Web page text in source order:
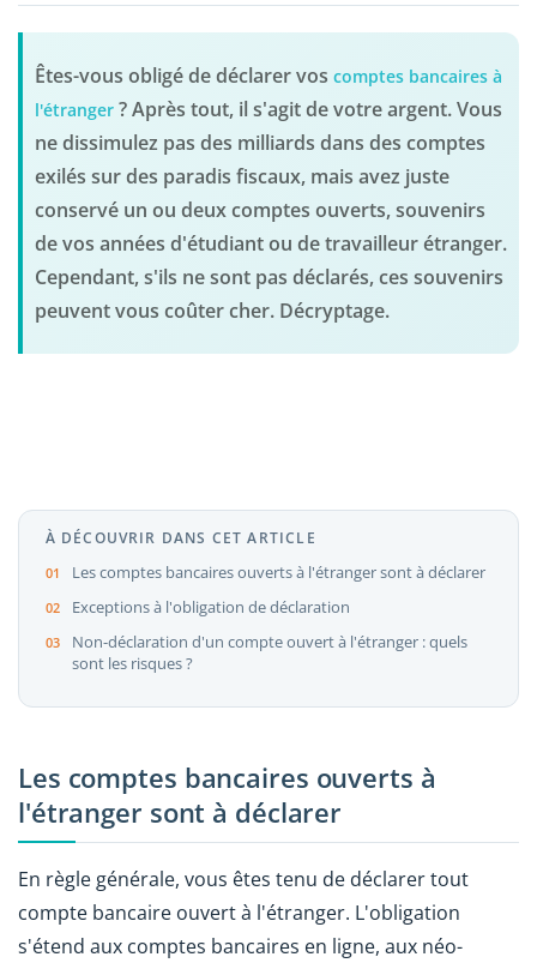
Êtes-vous obligé de déclarer vos comptes bancaires à
l'étranger? Après tout, il s'agit de votre argent. Vous
ne dissimulez pas des milliards dans des comptes
exilés sur des paradis fiscaux, mais avez juste
conservé un ou deux comptes ouverts, souvenirs
de vos années d'étudiant ou de travailleur étranger.
Cependant, s'ils ne sont pas déclarés, ces souvenirs
peuvent vous coûter cher. Décryptage.
À DÉCOUVRIR DANS CET ARTICLE
Les comptes bancaires ouverts à l'étranger sont à déclarer
Exceptions à l'obligation de déclaration
Non-déclaration d'un compte ouvert à l'étranger : quels
sont les risques ?
Les comptes bancaires ouverts à
l'étranger sont à déclarer
En règle générale, vous êtes tenu de déclarer tout
compte bancaire ouvert à l'étranger. L'obligation
s'étend aux comptes bancaires en ligne, aux néo-